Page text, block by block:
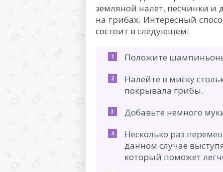
земляной налет, песчинки и
на грибах. Интересный
состоит в следующем:
Положите
Налейте в миску
покрывала грибы.
Добавьте немного
Несколько раз
данном случае
который поможет